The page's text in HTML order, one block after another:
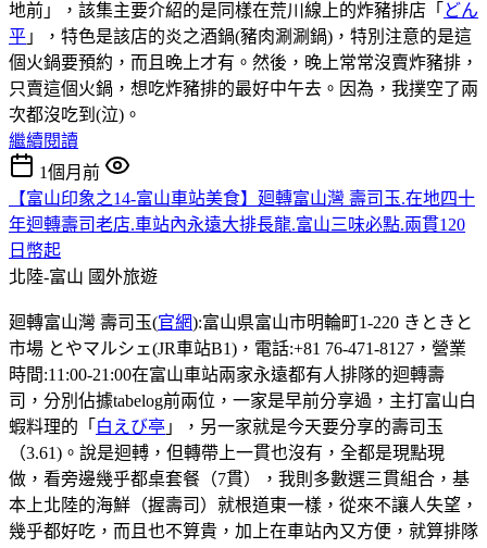
地前」，該集主要介紹的是同樣在荒川線上的炸豬排店「 どん
平 」，特色是該店的炎之酒鍋(豬肉涮涮鍋)，特別注意的是這
個火鍋要預約，而且晚上才有。然後，晚上常常沒賣炸豬排，
只賣這個火鍋，想吃炸豬排的最好中午去。因為，我撲空了兩
次都沒吃到(泣)。
繼續閱讀
1個月前
【富山印象之14-富山車站美食】廻轉富山灣 壽司玉.在地四十
年迴轉壽司老店.車站內永遠大排長龍.富山三味必點.兩貫120
日幣起
北陸-富山 國外旅遊
廻轉富山灣 壽司玉(官網):富山県富山市明輪町1-220 きときと
市場 とやマルシェ(JR車站B1)，電話:+81 76-471-8127，營業
時間:11:00-21:00在富山車站兩家永遠都有人排隊的迴轉壽
司，分別佔據tabelog前兩位，一家是早前分享過，主打富山白
蝦料理的「 白えび亭 」，另一家就是今天要分享的壽司玉
（3.61)。說是迴𨍭，但轉帶上一貫也沒有，全都是現點現
做，看旁邊幾乎都桌套餐（7貫），我則多數選三貫組合，基
本上北陸的海鮮（握壽司）就根道東一樣，從來不讓人失望，
幾乎都好吃，而且也不算貴，加上在車站內又方便，就算排隊